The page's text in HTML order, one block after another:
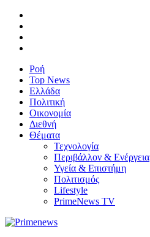
Ροή
Top News
Ελλάδα
Πολιτική
Οικονομία
Διεθνή
Θέματα
Τεχνολογία
Περιβάλλον & Ενέργεια
Υγεία & Επιστήμη
Πολιτισμός
Lifestyle
PrimeNews TV